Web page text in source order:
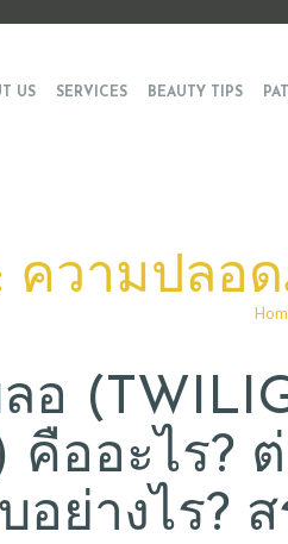
US SERVICES BEAUTY TIPS
ความปลอ
อ
คืออะไร?
อย่างไร?